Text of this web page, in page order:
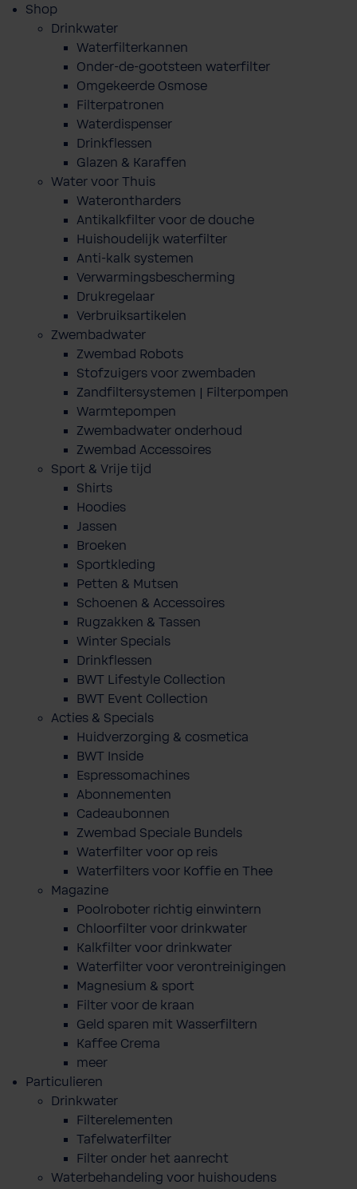
Shop
Drinkwater
Waterfilterkannen
Onder-de-gootsteen waterfilter
Omgekeerde Osmose
Filterpatronen
Waterdispenser
Drinkflessen
Glazen & Karaffen
Water voor Thuis
Waterontharders
Antikalkfilter voor de douche
Huishoudelijk waterfilter
Anti-kalk systemen
Verwarmingsbescherming
Drukregelaar
Verbruiksartikelen
Zwembadwater
Zwembad Robots
Stofzuigers voor zwembaden
Zandfiltersystemen | Filterpompen
Warmtepompen
Zwembadwater onderhoud
Zwembad Accessoires
Sport & Vrije tijd
Shirts
Hoodies
Jassen
Broeken
Sportkleding
Petten & Mutsen
Schoenen & Accessoires
Rugzakken & Tassen
Winter Specials
Drinkflessen
BWT Lifestyle Collection
BWT Event Collection
Acties & Specials
Huidverzorging & cosmetica
BWT Inside
Espressomachines
Abonnementen
Cadeaubonnen
Zwembad Speciale Bundels
Waterfilter voor op reis
Waterfilters voor Koffie en Thee
Magazine
Poolroboter richtig einwintern
Chloorfilter voor drinkwater
Kalkfilter voor drinkwater
Waterfilter voor verontreinigingen
Magnesium & sport
Filter voor de kraan
Geld sparen mit Wasserfiltern
Kaffee Crema
meer
Particulieren
Drinkwater
Filterelementen
Tafelwaterfilter
Filter onder het aanrecht
Waterbehandeling voor huishoudens